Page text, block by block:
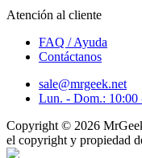
Atención al cliente
FAQ / Ayuda
Contáctanos
sale@mrgeek.net
Lun. - Dom.: 10:00
Copyright © 2026
el copyright y propiedad